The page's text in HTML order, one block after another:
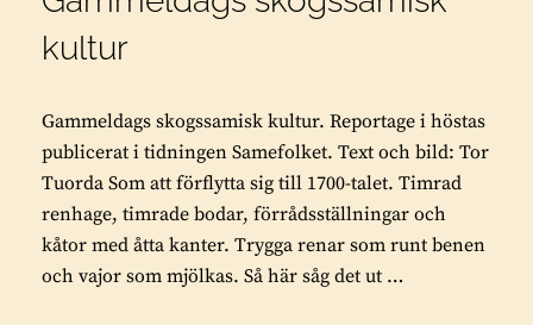
kultur
Gammeldags skogssamisk kultur. Reportage i höstas
publicerat i tidningen Samefolket. Text och bild: Tor
Tuorda Som att förflytta sig till 1700-talet. Timrad
renhage, timrade bodar, förrådsställningar och
kåtor med åtta kanter. Trygga renar som runt benen
och vajor som mjölkas. Så här såg det ut …